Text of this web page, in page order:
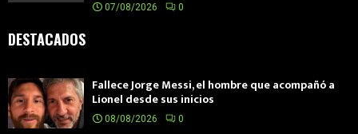
07/08/2026 0
DESTACADOS
Fallece Jorge Messi, el hombre que acompañó a
Lionel desde sus inicios
08/08/2026 0